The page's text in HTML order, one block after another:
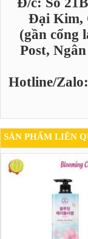
Đại Kim,
(gần cổng
Post,
Hotline/
SẢN PHẨM LIÊN